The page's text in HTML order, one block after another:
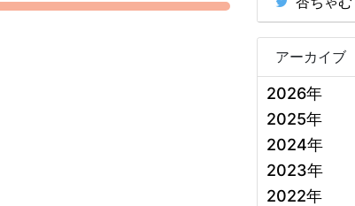
アーカイブ
2026年
2025年
2024年
2023年
2022年